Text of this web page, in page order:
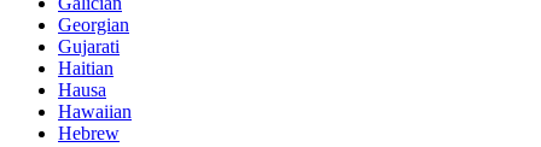
Georgian
Gujarati
Haitian
Hausa
Hawaiian
Hebrew